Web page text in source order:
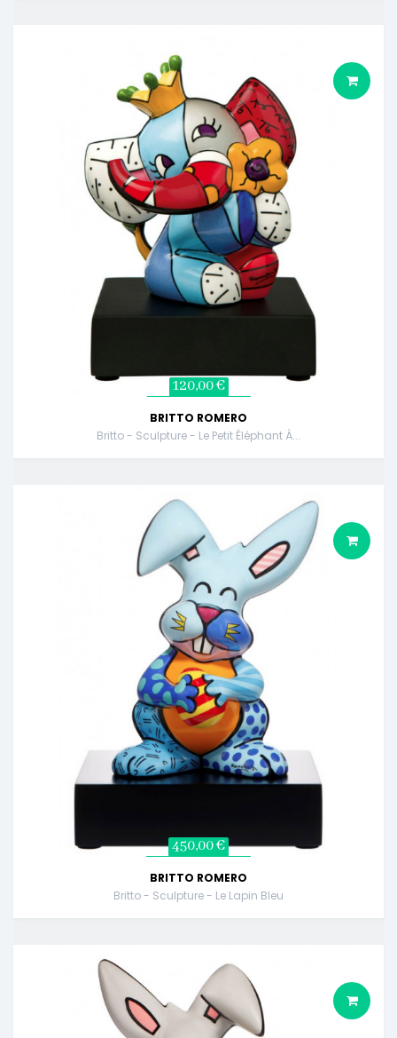
120,00 €
BRITTO ROMERO
Britto - Sculpture - Le Petit Éléphant À...
450,00 €
BRITTO ROMERO
Britto - Sculpture - Le Lapin Bleu